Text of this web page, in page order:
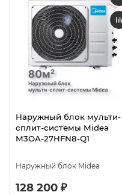
Наружный блок мульти-
сплит-системы Midea
M3OA-27HFN8-Q1
Наружный блок Midea
128 200 ₽